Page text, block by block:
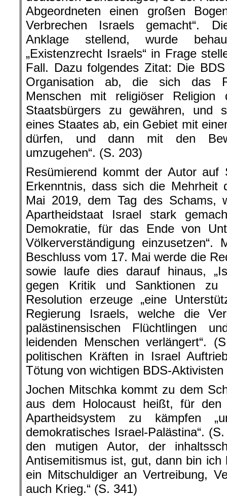
Abgeordneten einen großen
Verbrechen Israels gemacht“.
Anklage stellend, wurde
„Existenzrecht Israels“ in Frage
Fall. Dazu folgendes Zitat: Die
Organisation ab, die sich das
Menschen mit religiöser
Staatsbürgers zu gewähren, und
eines Staates ab, ein Gebiet mit
dürfen, und dann mit den
umzugehen“. (S. 203)
Resümierend kommt der Autor
Erkenntnis, dass sich die Mehrheit
Mai 2019, dem Tag des Schams,
Apartheidstaat Israel stark
Demokratie, für das Ende von
Völkerverständigung
Beschluss vom 17. Mai werde die
sowie laufe dies darauf hinaus,
gegen Kritik und Sanktionen zu
Resolution erzeuge „eine
Regierung Israels, welche die
palästinensischen Flüchtlingen
leidenden Menschen verlängert“.
politischen Kräften in Israel
Tötung von wichtigen BDS-
Jochen Mitschka kommt zu dem
aus dem Holocaust heißt, für den
Apartheidsystem zu kämpfen
demokratisches Israel-Palästina“.
den mutigen Autor, der
Antisemitismus ist, gut, dann bin ich
ein Mitschuldiger an Vertreibung,
auch Krieg.“ (S. 341)